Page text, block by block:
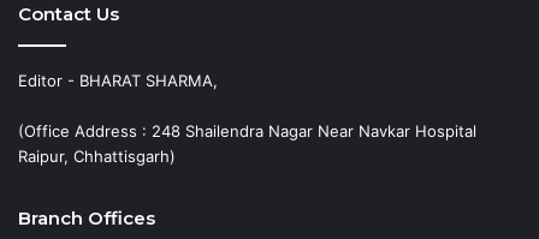
Contact Us
Editor - BHARAT SHARMA,
(Office Address : 248 Shailendra Nagar Near Navkar Hospital
Raipur, Chhattisgarh)
Branch Offices